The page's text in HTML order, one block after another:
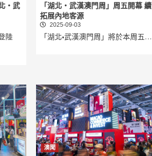
‧武
陸
「湖北‧武漢澳門周」周五開幕 續
拓展內地客源
2025-09-03
「湖北•武漢澳門周」將於本周五…
澳聞